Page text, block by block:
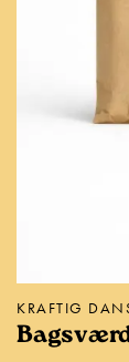
KRAFTIG